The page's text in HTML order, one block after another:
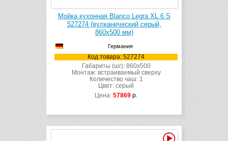
Мойка кухонная Blanco Legra XL 6 S
527274 (вулканический серый,
860х500 мм)
Германия
Код товара: 527274
Габариты (шг): 860x500
Монтаж: встраиваемый сверху
Количество чаш: 1
Цвет: серый
Цена: 57869 р.